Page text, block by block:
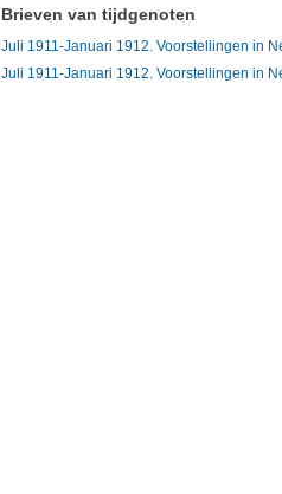
Brieven van tijdgenoten
Juli 1911-Januari 1912. Voorstellingen in
Juli 1911-Januari 1912. Voorstellingen in